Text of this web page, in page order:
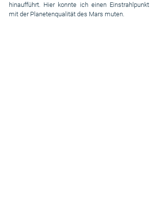
hinaufführt. Hier konnte ich einen Einstrahlpunkt
mit der Planetenqualität des Mars muten.